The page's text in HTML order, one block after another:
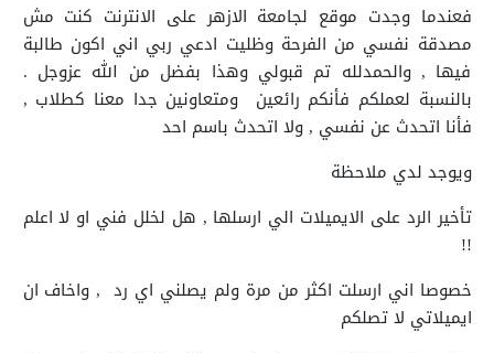
فعندما وجدت موقع لجامعة الازهر على الانترنت كنت مش
مصدقة نفسي من الفرحة وظليت ادعي ربي اني اكون طالبة
فيها , والحمدلله تم قبولي وهذا بفضل من الله عزوجل .
بالنسبة لعملكم فأنكم رائعين ومتعاونين جدا معنا كطلاب ,
فأنا اتحدث عن نفسي , ولا اتحدث باسم احد
ويوجد لدي ملاحظة
تأخير الرد على الايميلات الي ارسلها , هل لخلل فني او لا اعلم
!!
خصوصا اني ارسلت اكثر من مرة ولم يصلني اي رد , واخاف ان
ايميلاتي لا تصلكم